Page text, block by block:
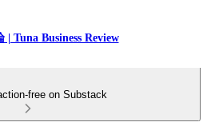
| Tuna Business Review
free on Substack